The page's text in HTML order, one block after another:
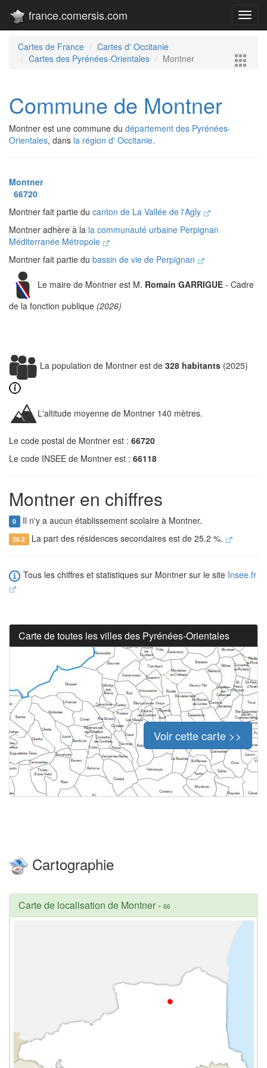
france.comersis.com
Cartes de France
Cartes d' Occitanie
Cartes des Pyrénées-Orientales
Montner
Commune de Montner
Montner est une commune du département des Pyrénées-
Orientales, dans la région d' Occitanie.
Montner
66720
Montner fait partie du canton de La Vallée de l'Agly
Montner adhère à la la communauté urbaine Perpignan
Méditerranée Métropole
Montner fait partie du bassin de vie de Perpignan
Le maire de Montner est M. Romain GARRIGUE - Cadre
de la fonction publique (2026)
La population de Montner est de 328 habitants (2025)
L'altitude moyenne de Montner 140 mètres.
Le code postal de Montner est : 66720
Le code INSEE de Montner est : 66118
Montner en chiffres
0 Il n'y a aucun établissement scolaire à Montner.
25.2 La part des résidences secondaires est de 25.2 %.
Tous les chiffres et statistiques sur Montner sur le site Insee.fr
Carte de toutes les villes des Pyrénées-Orientales
Voir cette carte >>
Cartographie
Carte de localisation de Montner- 66